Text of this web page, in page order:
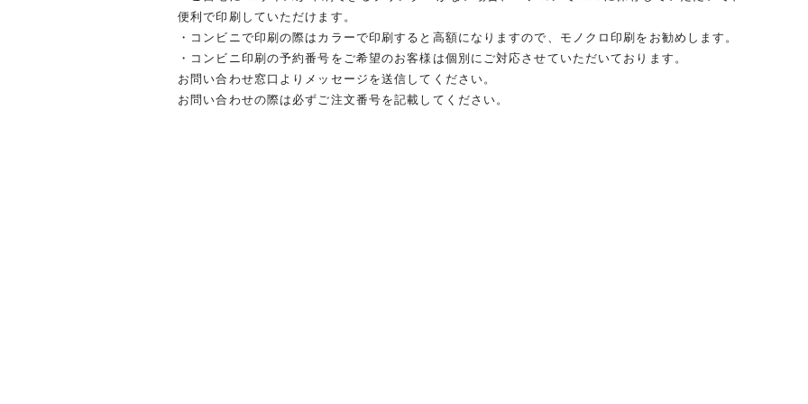
便利で印刷していただけます。
・コンビニで印刷の際はカラーで印刷すると高額になりますので、モノクロ印刷をお勧めします。
・コンビニ印刷の予約番号をご希望のお客様は個別にご対応させていただいております。
お問い合わせ窓口よりメッセージを送信してください。
お問い合わせの際は必ずご注文番号を記載してください。